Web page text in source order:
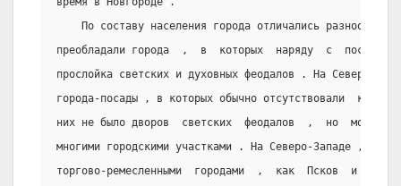
По составу населения города отличались
преобладали города  ,  в  которых  наряду  с
прослойка светских и духовных феодалов . На Севере
города-посады , в которых обычно отсутствовали
них не было дворов  светских  феодалов  ,  но
многими городскими участками . На Северо-Западе ,
торгово-ремесленными  городами  ,  как  Псков  и